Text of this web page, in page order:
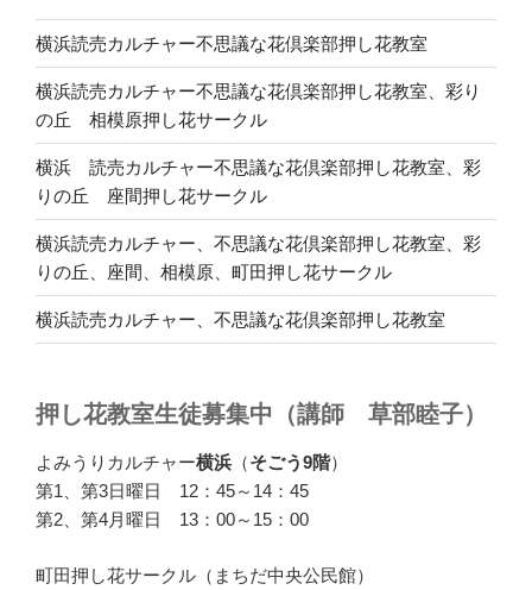
横浜読売カルチャー不思議な花倶楽部押し花教室
横浜読売カルチャー不思議な花倶楽部押し花教室、彩り
の丘 相模原押し花サークル
横浜 読売カルチャー不思議な花倶楽部押し花教室、彩
りの丘 座間押し花サークル
横浜読売カルチャー、不思議な花倶楽部押し花教室、彩
りの丘、座間、相模原、町田押し花サークル
横浜読売カルチャー、不思議な花倶楽部押し花教室
押し花教室生徒募集中（講師 草部睦子）
よみうりカルチャー横浜 （そごう9階）
第1、第3日曜日 12：45～14：45
第2、第4月曜日 13：00～15：00
町田押し花サークル（まちだ中央公民館）